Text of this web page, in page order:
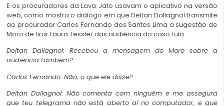
E os procuradores da Lava Jato usavam o aplicativo na versão
web, como mostra o diálogo em que Deltan Dallagnol transmite
ao procurador Carlos Fernando dos Santos Lima a sugestão de
Moro de tirar Laura Tessler das audiência do caso Lula.
Deltan Dallagnol: Recebeu a mensagem do Moro sobre a
audiência também?
Carlos Fernando: Não, o que ele disse?
Deltan Dallagnol: Não comenta com ninguém e me assegura
que teu telegrama não está aberto aí no computador, e que